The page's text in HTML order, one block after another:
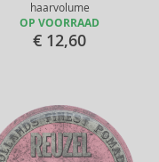
haarvolume
OP VOORRAAD
€ 12,60